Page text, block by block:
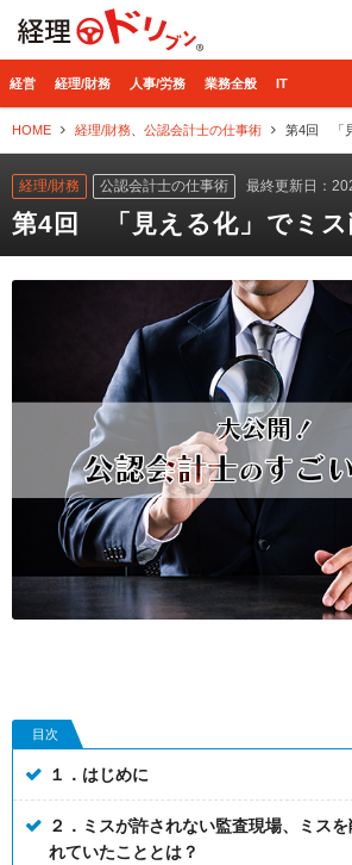
経営 経理/財務 人事/労務 業務全般 IT
HOME 経理/財務 公認会計士の仕事術 第4回 「
経理/財務 公認会計士の仕事術 最終更新日：
第4回 「見える化」でミス
目次
１．はじめに
２．ミスが許されない監査現場、ミス
れていたこととは？